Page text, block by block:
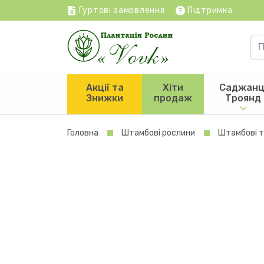
Гуртові замовлення Підтримка
Акції та
Знижки
Хіти
продаж
Троянд
Головна Штамбові рослини Штамбові